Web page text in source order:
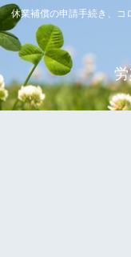
休業補償の申請手続き、コ